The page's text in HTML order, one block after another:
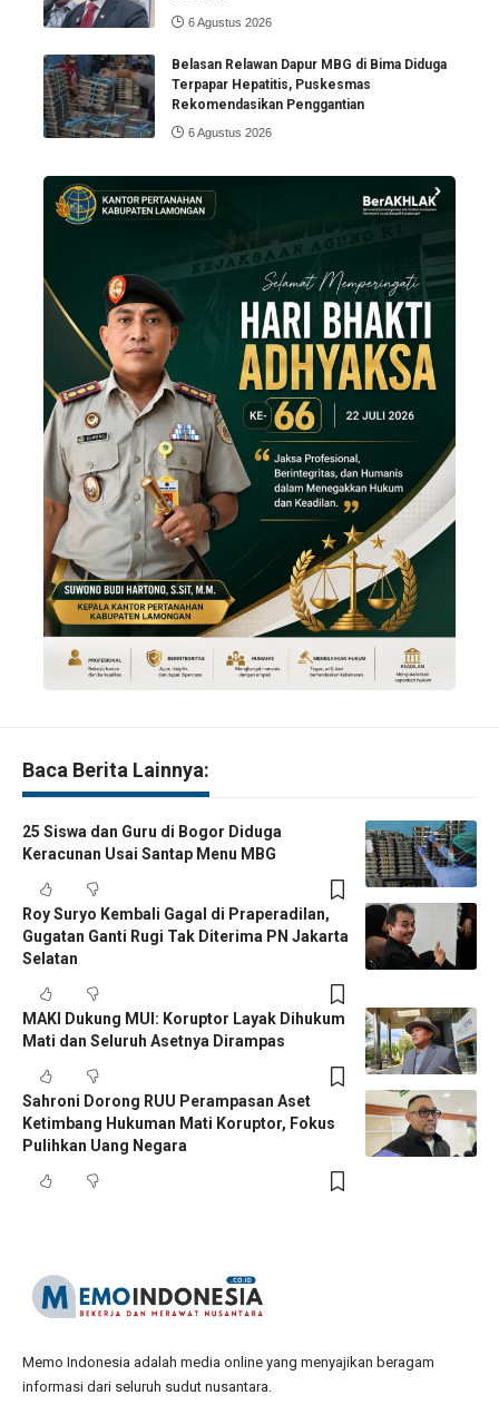
6 Agustus 2026
Belasan Relawan Dapur MBG di Bima Diduga
Terpapar Hepatitis, Puskesmas
Rekomendasikan Penggantian
6 Agustus 2026
Baca Berita Lainnya:
25 Siswa dan Guru di Bogor Diduga
Keracunan Usai Santap Menu MBG
Roy Suryo Kembali Gagal di Praperadilan,
Gugatan Ganti Rugi Tak Diterima PN Jakarta
Selatan
MAKI Dukung MUI: Koruptor Layak Dihukum
Mati dan Seluruh Asetnya Dirampas
Sahroni Dorong RUU Perampasan Aset
Ketimbang Hukuman Mati Koruptor, Fokus
Pulihkan Uang Negara
Memo Indonesia adalah media online yang menyajikan beragam
informasi dari seluruh sudut nusantara.